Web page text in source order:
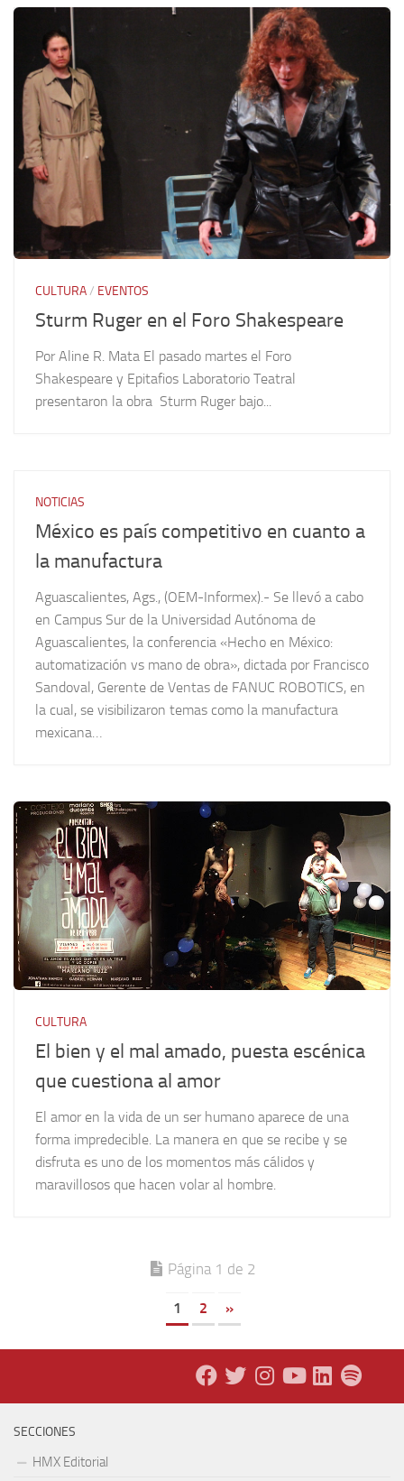
CULTURA/ EVENTOS
Sturm Ruger en el Foro Shakespeare
Por Aline R. Mata El pasado martes el Foro
Shakespeare y Epitafios Laboratorio Teatral
presentaron la obra Sturm Ruger bajo...
NOTICIAS
México es país competitivo en cuanto a
la manufactura
Aguascalientes, Ags., (OEM-Informex).- Se llevó a cabo
en Campus Sur de la Universidad Autónoma de
Aguascalientes, la conferencia «Hecho en México:
automatización vs mano de obra», dictada por Francisco
Sandoval, Gerente de Ventas de FANUC ROBOTICS, en
la cual, se visibilizaron temas como la manufactura
mexicana…
CULTURA
El bien y el mal amado, puesta escénica
que cuestiona al amor
El amor en la vida de un ser humano aparece de una
forma impredecible. La manera en que se recibe y se
disfruta es uno de los momentos más cálidos y
maravillosos que hacen volar al hombre.
Página 1 de 2
1 2 »
SECCIONES
HMX Editorial